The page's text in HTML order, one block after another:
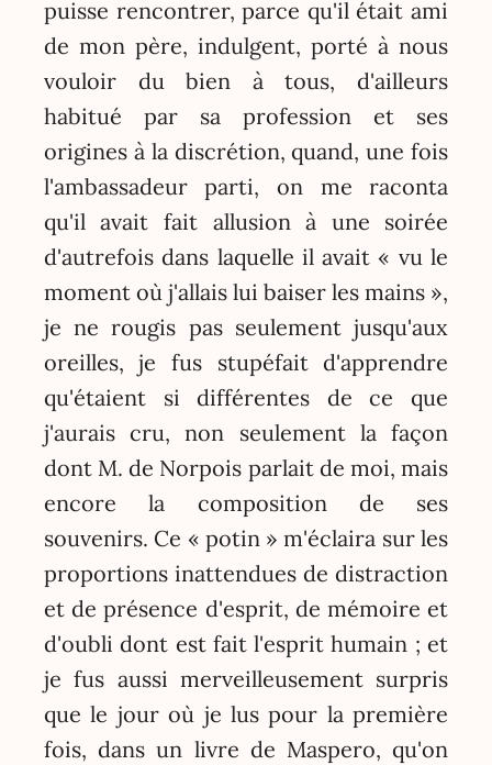
puisse rencontrer, parce qu'il était ami
de mon père, indulgent, porté à nous
vouloir du bien à tous, d'ailleurs
habitué par sa profession et ses
origines à la discrétion, quand, une fois
l'ambassadeur parti, on me raconta
qu'il avait fait allusion à une soirée
d'autrefois dans laquelle il avait « vu le
moment où j'allais lui baiser les mains »,
je ne rougis pas seulement jusqu'aux
oreilles, je fus stupéfait d'apprendre
qu'étaient si différentes de ce que
j'aurais cru, non seulement la façon
dont M. de Norpois parlait de moi, mais
encore la composition de ses
souvenirs. Ce « potin » m'éclaira sur les
proportions inattendues de distraction
et de présence d'esprit, de mémoire et
d'oubli dont est fait l'esprit humain ; et
je fus aussi merveilleusement surpris
que le jour où je lus pour la première
fois, dans un livre de Maspero, qu'on